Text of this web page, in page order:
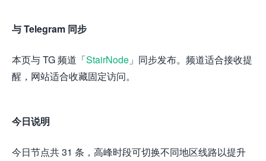
与 Telegram 同步
本页与 TG 频道「StairNode 」同步发布。频道适合接收提
醒，网站适合收藏固定访问。
今日说明
今日节点共 31 条，高峰时段可切换不同地区线路以提升